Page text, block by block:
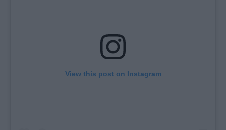
View this post on Instagram